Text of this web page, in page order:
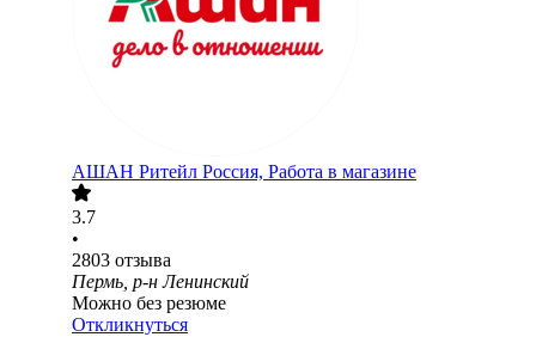
АШАН Ритейл Россия, Работа в магазине
3.7
•
2803 отзыва
Пермь, р-н Ленинский
Можно без резюме
Откликнуться